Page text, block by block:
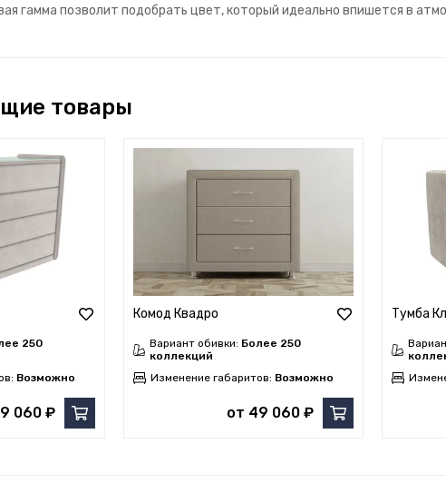
гамма позволит подобрать цвет, который идеально впишется в
товары
250
Возможно
060 ₽
Комод Квадро
Вариант обивки: Более 250
коллекций
Изменение габаритов: Возможно
от 49 060 ₽
Тумба